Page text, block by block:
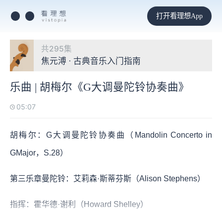
打开看理想App
共295集
焦元溥 · 古典音乐入门指南
乐曲 | 胡梅尔《G大调曼陀铃协奏曲》
05:07
胡梅尔：G大调曼陀铃协奏曲（Mandolin Concerto in
GMajor，S.28）
第三乐章曼陀铃：艾莉森·斯蒂芬斯（Alison Stephens）
指挥：霍华德·谢利（Howard Shelley）